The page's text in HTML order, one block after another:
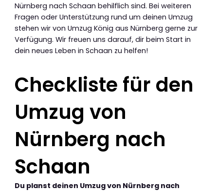
Nürnberg nach Schaan behilflich sind. Bei weiteren
Fragen oder Unterstützung rund um deinen Umzug
stehen wir von Umzug König aus Nürnberg gerne zur
Verfügung. Wir freuen uns darauf, dir beim Start in
dein neues Leben in Schaan zu helfen!
Checkliste für den
Umzug von
Nürnberg nach
Schaan
Du planst deinen Umzug von Nürnberg nach